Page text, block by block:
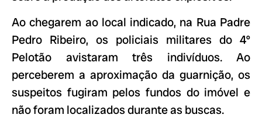
Ao chegarem ao local indicado, na Rua Padre
Pedro Ribeiro, os policiais militares do 4º
Pelotão avistaram três indivíduos. Ao
perceberem a aproximação da guarnição, os
suspeitos fugiram pelos fundos do imóvel e
não foram localizados durante as buscas.